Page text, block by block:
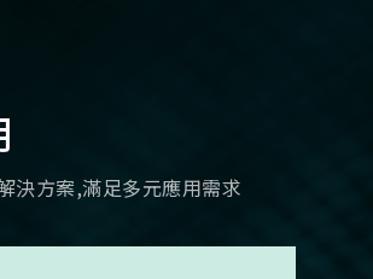
決方案,滿足多元應用需求